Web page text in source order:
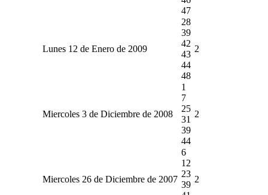
47
Lunes 12 de Enero de 2009
28
39
42
43
44
48
2
Miercoles 3 de Diciembre de 2008
1
7
25
31
39
44
2
Miercoles 26 de Diciembre de 2007
6
12
23
39
2